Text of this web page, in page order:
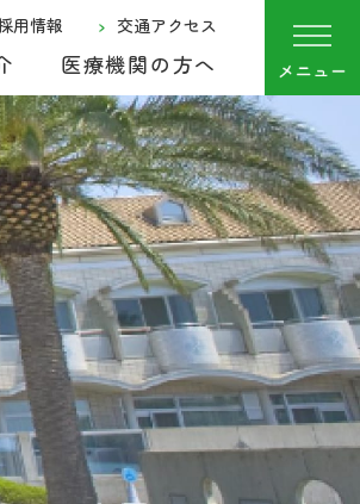
用情報 交通アクセス
医療機関の方へ